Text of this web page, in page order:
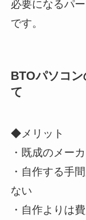
必要になるパ
です。
BTOパソコ
て
◆メリット
・既成のメー
・自作する手
ない
・自作よりは